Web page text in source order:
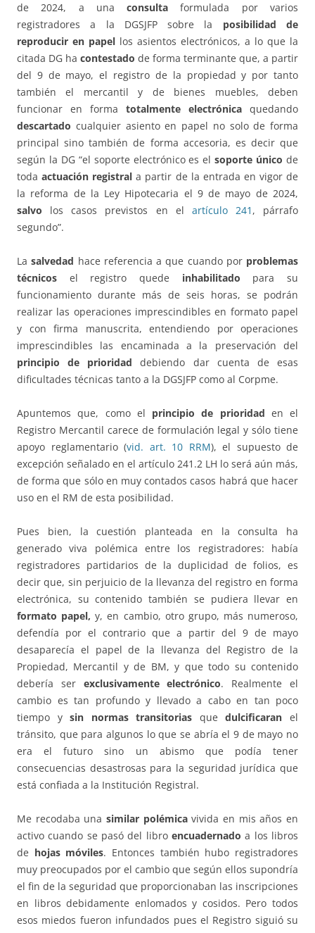
de 2024, a unaconsulta formulada por varios
registradores a la DGSJFP sobre la posibilidad de
reproducir en papel los asientos electrónicos, a lo que la
citada DG ha contestado de forma terminante que, a partir
del 9 de mayo, el registro de la propiedad y por tanto
también el mercantil y de bienes muebles, deben
funcionar en forma totalmente electrónica quedando
descartado cualquier asiento en papel no solo de forma
principal sino también de forma accesoria, es decir que
según la DG “el soporte electrónico es elsoporte único de
todaactuación registral a partir de la entrada en vigor de
la reforma de la Ley Hipotecaria el 9 de mayo de 2024,
salvo los casos previstos en el artículo 241 , párrafo
segundo”.
Lasalvedad hace referencia a que cuando por problemas
técnicos el registro quede inhabilitado para su
funcionamiento durante más de seis horas, se podrán
realizar las operaciones imprescindibles en formato papel
y con firma manuscrita, entendiendo por operaciones
imprescindibles las encaminada a la preservación del
principio de prioridad debiendo dar cuenta de esas
dificultades técnicas tanto a la DGSJFP como al Corpme.
Apuntemos que, como el principio de prioridad en el
Registro Mercantil carece de formulación legal y sólo tiene
apoyo reglamentario (vid. art. 10 RRM), el supuesto de
excepción señalado en el artículo 241.2 LH lo será aún más,
de forma que sólo en muy contados casos habrá que hacer
uso en el RM de esta posibilidad.
Pues bien, la cuestión planteada en la consulta ha
generado viva polémica entre los registradores: había
registradores partidarios de la duplicidad de folios, es
decir que, sin perjuicio de la llevanza del registro en forma
electrónica, su contenido también se pudiera llevar en
formato papel,y, en cambio, otro grupo, más numeroso,
defendía por el contrario que a partir del 9 de mayo
desaparecía el papel de la llevanza del Registro de la
Propiedad, Mercantil y de BM, y que todo su contenido
debería ser exclusivamente electrónico. Realmente el
cambio es tan profundo y llevado a cabo en tan poco
tiempo ysin normas transitorias quedulcificaran el
tránsito, que para algunos lo que se abría el 9 de mayo no
era el futuro sino un abismo que podía tener
consecuencias desastrosas para la seguridad jurídica que
está confiada a la Institución Registral.
Me recodaba una similar polémicavivida en mis años en
activo cuando se pasó del libro encuadernado a los libros
de hojas móviles. Entonces también hubo registradores
muy preocupados por el cambio que según ellos supondría
el fin de la seguridad que proporcionaban las inscripciones
en libros debidamente enlomados y cosidos. Pero todos
esos miedos fueron infundados pues el Registro siguió su